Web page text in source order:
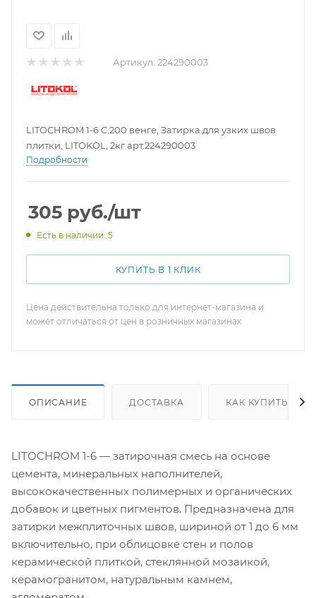
Артикул: 224290003
LITOCHROM 1-6 C.200 венге, Затирка для узких швов
плитки, LITOKOL, 2кг арт.224290003
Подробности
305 руб./шт
Есть в наличии: 5
КУПИТЬ В 1 КЛИК
Цена действительна только для интернет-магазина и
может отличаться от цен в розничных магазинах
ОПИСАНИЕ ДОСТАВКА КАК КУПИТЬ
LITOCHROM 1-6 — затирочная смесь на основе
цемента, минеральных наполнителей,
высококачественных полимерных и органических
добавок и цветных пигментов. Предназначена для
затирки межплиточных швов, шириной от 1 до 6 мм
включительно, при облицовке стен и полов
керамической плиткой, стеклянной мозаикой,
керамогранитом, натуральным камнем,